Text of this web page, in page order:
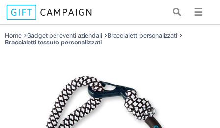
☰
Home Gadget per eventi aziendali
Braccialetti personalizzati
Braccialetti tessuto personalizzati